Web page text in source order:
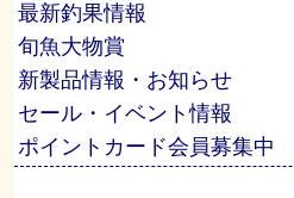
最新釣果情報
旬魚大物賞
新製品情報・お知らせ
セール・イベント情報
ポイントカード会員募集中